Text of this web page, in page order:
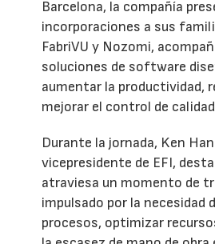
Barcelona, la compañía
incorporaciones a sus
FabriVU y Nozomi,
soluciones de software
aumentar la productividad,
mejorar el control de
Durante la jornada, Ken
vicepresidente de EFI,
atraviesa un momento de
impulsado por la necesidad
procesos, optimizar